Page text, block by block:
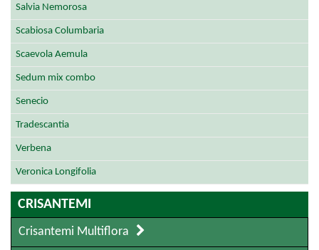
Salvia Nemorosa
Scabiosa Columbaria
Scaevola Aemula
Sedum mix combo
Senecio
Tradescantia
Verbena
Veronica Longifolia
CRISANTEMI
Crisantemi Multiflora